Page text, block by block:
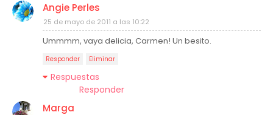
Angie Perles
25 de mayo de 2011 a las 10:22
Ummmm, vaya delicia, Carmen! Un besito.
Responder Eliminar
Respuestas
Responder
Marga